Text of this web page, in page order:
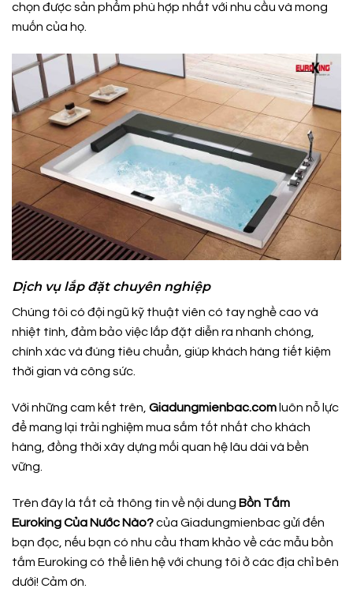
chọn được sản phẩm phù hợp nhất với nhu cầu và mong
muốn của họ.
Dịch vụ lắp đặt chuyên nghiệp
Chúng tôi có đội ngũ kỹ thuật viên có tay nghề cao và
nhiệt tình, đảm bảo việc lắp đặt diễn ra nhanh chóng,
chính xác và đúng tiêu chuẩn, giúp khách hàng tiết kiệm
thời gian và công sức.
Với những cam kết trên, Giadungmienbac.com luôn nỗ lực
để mang lại trải nghiệm mua sắm tốt nhất cho khách
hàng, đồng thời xây dựng mối quan hệ lâu dài và bền
vững.
Trên đây là tất cả thông tin về nội dung Bồn Tắm
Euroking Của Nước Nào?của Giadungmienbac gửi đến
bạn đọc, nếu bạn có nhu cầu tham khảo về các mẫu bồn
tắm Euroking có thể liên hệ với chung tôi ở các địa chỉ bên
dưới! Cảm ơn.